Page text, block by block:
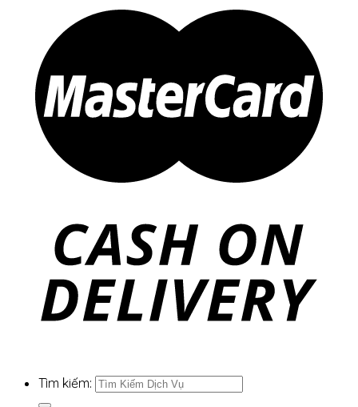
Tìm kiếm: